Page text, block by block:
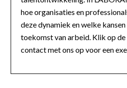
hoe organisaties en
deze dynamiek en welke
toekomst van arbeid. Klik op
contact met ons op voor een